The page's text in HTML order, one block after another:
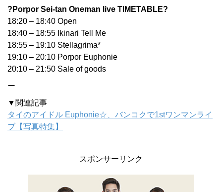
?Porpor Sei-tan Oneman live TIMETABLE?
18:20 – 18:40 Open
18:40 – 18:55 Ikinari Tell Me
18:55 – 19:10 Stellagrima*
19:10 – 20:10 Porpor Euphonie
20:10 – 21:50 Sale of goods
ー
▼関連記事
タイのアイドル Euphonie☆、バンコクで1stワンマンライ
ブ【写真特集】
スポンサーリンク